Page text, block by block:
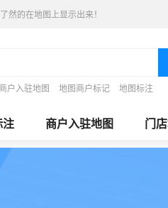
然的在地图上显示出来！
商户入驻地图 地图商户标记 地图标注
注 商户入驻地图 门